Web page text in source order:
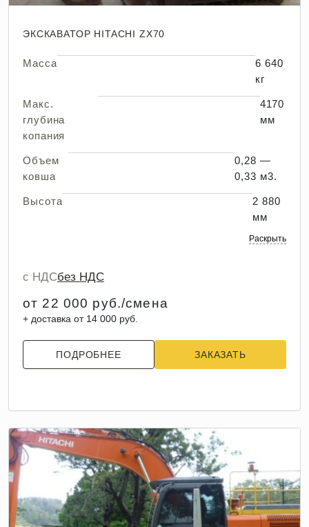
ЭКСКАВАТОР HITACHI ZX70
Масса
6 640
кг
Макс.
глубина
копания
4170
мм
Объем
ковша
0,28 —
0,33 м3.
Высота
2 880
мм
Раскрыть
с НДСбез НДС
от 22 000 руб./смена
+ доставка от 14 000 руб.
ПОДРОБНЕЕ ЗАКАЗАТЬ